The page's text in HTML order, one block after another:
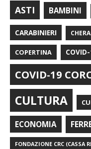
ASTI BAMBINI
CARABINIERI
COPERTINA
COVID-19
CULTURA
ECONOMIA
FONDAZIONE CRC (CASSA